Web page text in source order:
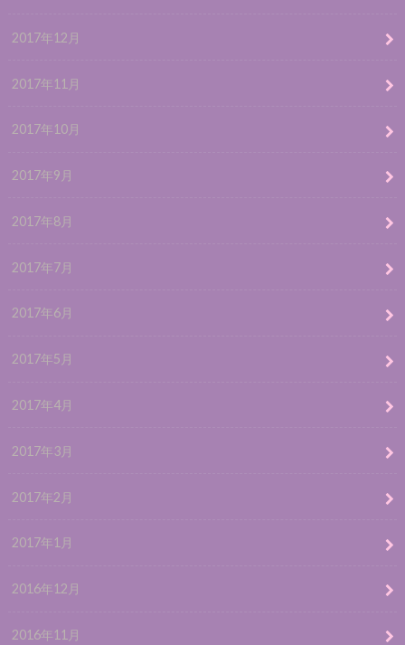
2017年12月
2017年11月
2017年10月
2017年9月
2017年8月
2017年7月
2017年6月
2017年5月
2017年4月
2017年3月
2017年2月
2017年1月
2016年12月
2016年11月